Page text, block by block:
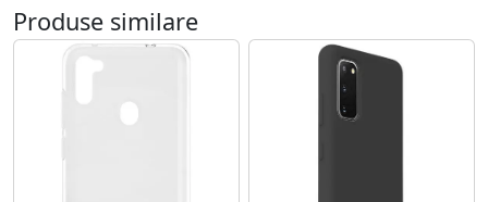
Produse similare